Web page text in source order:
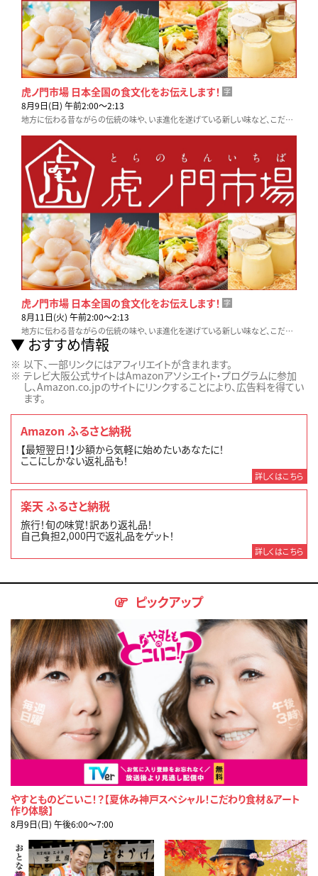
虎ノ門市場 日本全国の食文化をお伝えします！ 字
8月9日(日) 午前2:00〜2:13
地方に伝わる昔ながらの伝統の味や、いま進化を遂げている新しい味など、こだわりの生産者や料理人に密着取材します。テレビ東京「虎ノ門市場」でお取り寄せも可能です！
虎ノ門市場 日本全国の食文化をお伝えします！ 字
8月11日(火) 午前2:00〜2:13
地方に伝わる昔ながらの伝統の味や、いま進化を遂げている新しい味など、こだわりの生産者や料理人に密着取材します。テレビ東京「虎ノ門市場」でお取り寄せも可能です！
おすすめ情報
以下、一部リンクにはアフィリエイトが含まれます。
テレビ大阪公式サイトはAmazonアソシエイト・プログラムに参加
し、Amazon.co.jpのサイトにリンクすることにより、広告料を得てい
ます。
Amazon ふるさと納税
【最短翌日！】少額から気軽に始めたいあなたに！
ここにしかない返礼品も！
詳しくはこちら
楽天 ふるさと納税
旅行！旬の味覚！訳あり返礼品！
自己負担2,000円で返礼品をゲット！
詳しくはこちら
ピックアップ
やすとものどこいこ！？【夏休み神戸スペシャル！こだわり食材＆アート
作り体験】
8月9日(日) 午後6:00〜7:00